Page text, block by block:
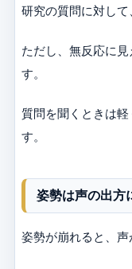
研究の質問に対して
ただし、無反応に
す。
質問を聞くときは
す。
姿勢は声の出方
姿勢が崩れると、声